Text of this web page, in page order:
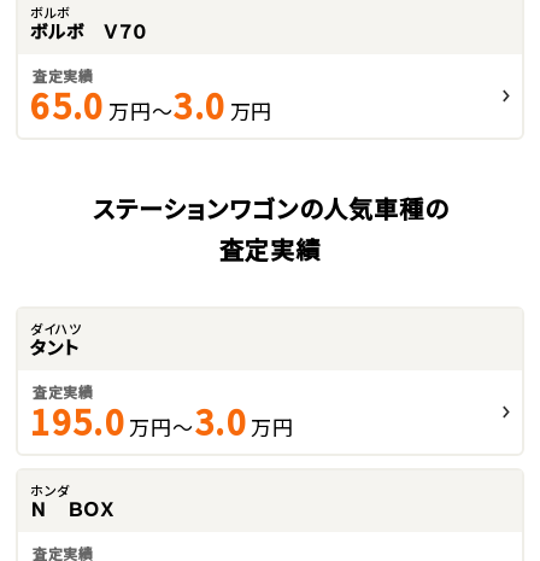
ボルボ
ボルボ Ｖ７０
査定実績
65.0 万円～3.0 万円
ステーションワゴンの人気車種の
査定実績
ダイハツ
タント
査定実績
195.0 万円～3.0 万円
ホンダ
Ｎ ＢＯＸ
査定実績